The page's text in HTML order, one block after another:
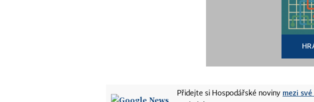
Přidejte si Hospodářské noviny mezi